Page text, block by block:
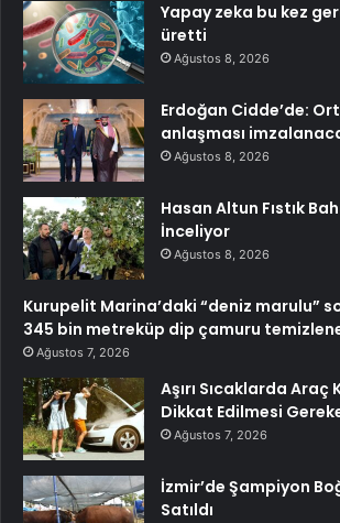
Yapay zeka bu kez
üretti
Ağustos 8, 2026
Erdoğan Cidde’de:
anlaşması
Ağustos 8, 2026
Hasan Altun Fıstık
İnceliyor
Ağustos 8, 2026
Kurupelit Marina’daki “deniz marulu”
345 bin metreküp dip çamuru
Ağustos 7, 2026
Aşırı Sıcaklarda Araç
Dikkat Edilmesi
Ağustos 7, 2026
İzmir’de Şampiyon
Satıldı